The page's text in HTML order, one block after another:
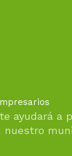
ayudará a
nuestro